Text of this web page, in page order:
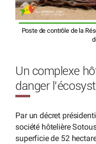
Poste de contrôle de la
Un complexe
danger
Par un décret
société hôtelière
superficie de 52